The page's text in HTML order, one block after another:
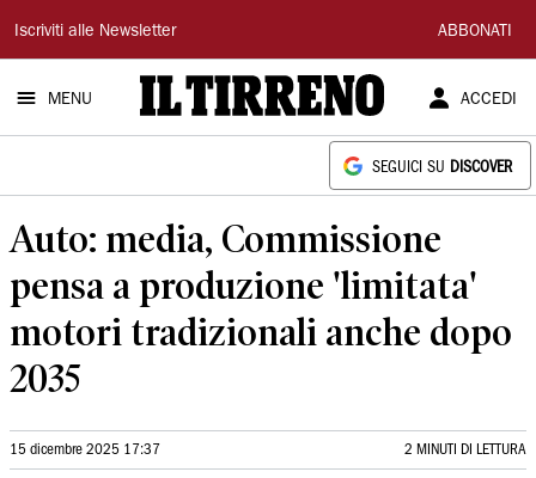
Il
Tirreno
Iscriviti alle Newsletter ABBONATI
MENU ACCEDI
SEGUICI SU DISCOVER
Auto: media, Commissione
pensa a produzione 'limitata'
motori tradizionali anche dopo
2035
15 dicembre 2025 17:37 2 MINUTI DI LETTURA